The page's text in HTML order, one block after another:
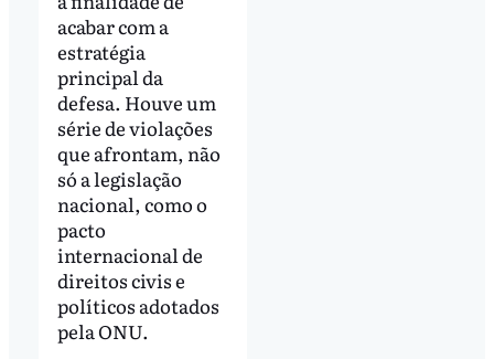
acabar com a
estratégia
principal da
defesa. Houve um
série de violações
que afrontam, não
só a legislação
nacional, como o
pacto
internacional de
direitos civis e
políticos adotados
pela ONU.